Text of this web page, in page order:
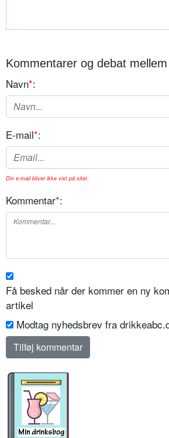
Kommentarer og debat
Navn*:
E-mail*:
Din e-mail bliver ikke vist på sitet.
Kommentar*:
Få besked når der kommer en ny
artikel
Modtag nyhedsbrev fra